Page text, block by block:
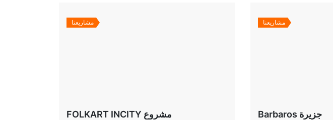
مشاريعنا
مشروع FOLKART INCITY
مشاريعنا
جزيرة Barbaros